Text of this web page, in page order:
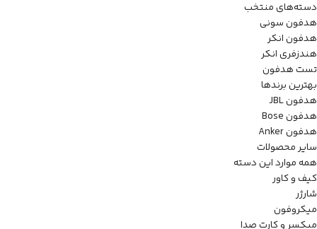
دسته‌های منتخب
هدفون سونی
هدفون انکر
هندزفری انکر
تست هدفون
بهترین برندها
هدفون JBL
هدفون Bose
هدفون Anker
سایر محصولات
همه موارد این دسته
کیف و کاور
شارژر
میکروفون
میکسر و کارت صدا